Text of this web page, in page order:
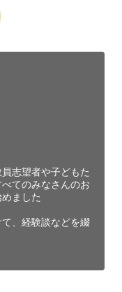
志望者や子どもた
てのみなさんのお
ました
、経験談などを綴